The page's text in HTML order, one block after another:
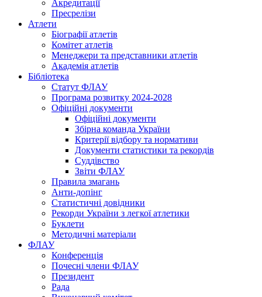
Акредитації
Пресрелізи
Атлети
Біографії атлетів
Комітет атлетів
Менеджери та представники атлетів
Академія атлетів
Бібліотека
Статут ФЛАУ
Програма розвитку 2024-2028
Офіційні документи
Офіційні документи
Збірна команда України
Критерії відбору та нормативи
Документи статистики та рекордів
Суддівство
Звіти ФЛАУ
Правила змагань
Анти-допінг
Статистичні довідники
Рекорди України з легкої атлетики
Буклети
Методичні матеріали
ФЛАУ
Конференція
Почесні члени ФЛАУ
Президент
Рада